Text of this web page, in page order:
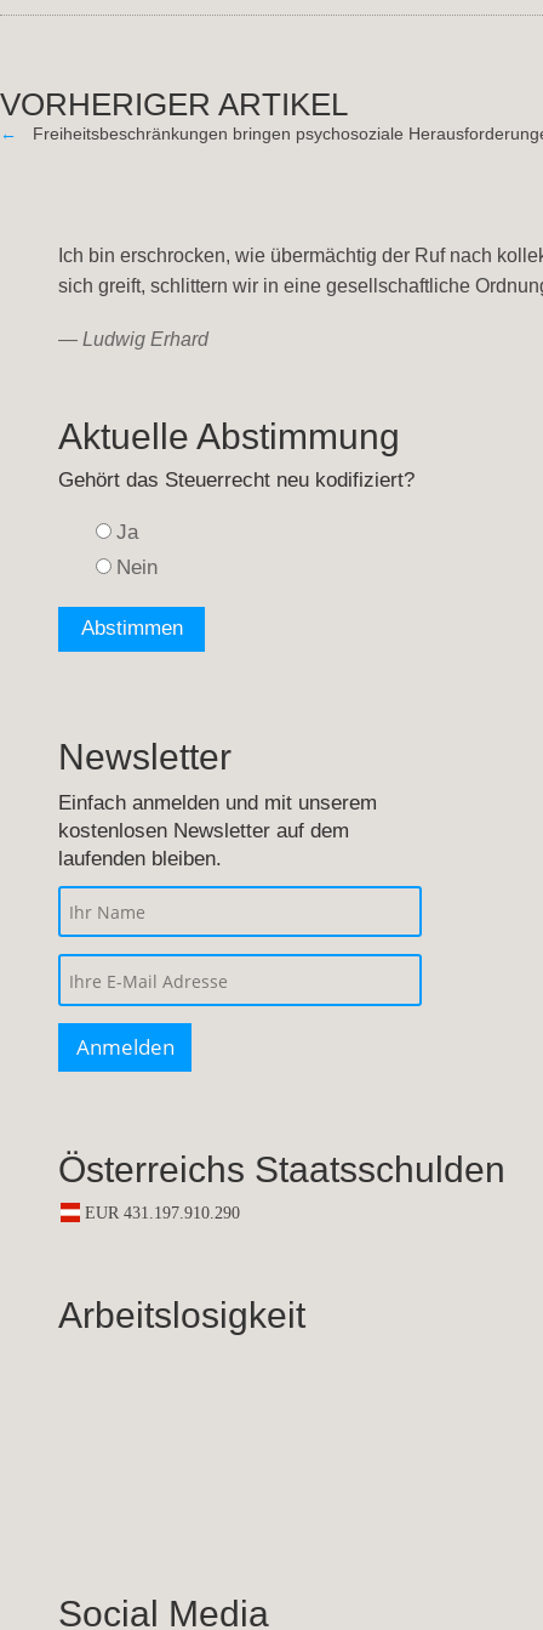
VORHERIGER ARTIKEL
← Freiheitsbeschränkungen bringen psychosoziale
Ich bin erschrocken, wie übermächtig der Ruf nach
sich greift, schlittern wir in eine gesellschaftliche
— Ludwig Erhard
Aktuelle Abstimmung
Gehört das Steuerrecht neu kodifiziert?
Ja
Nein
Newsletter
Einfach anmelden und mit unserem
kostenlosen Newsletter auf dem
laufenden bleiben.
Österreichs Staatsschulden
Arbeitslosigkeit
Social Media